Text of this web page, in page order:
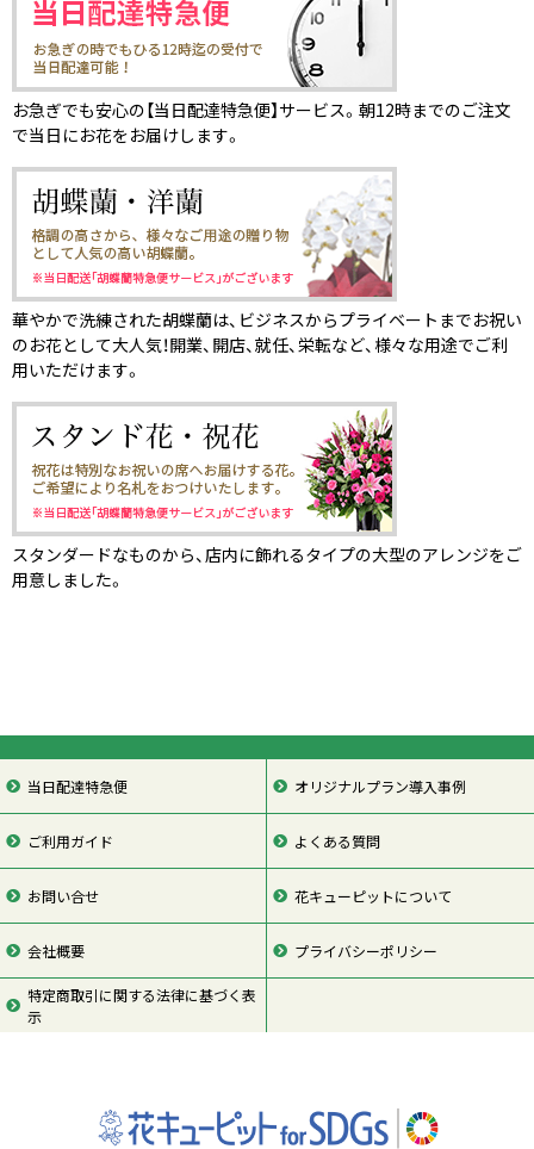
お急ぎでも安心の【当日配達特急便】サービス。朝12時までのご注文
で当日にお花をお届けします。
華やかで洗練された胡蝶蘭は、ビジネスからプライベートまでお祝い
のお花として大人気！開業、開店、就任、栄転など、様々な用途でご利
用いただけます。
スタンダードなものから、店内に飾れるタイプの大型のアレンジをご
用意しました。
当日配達特急便 オリジナルプラン導入事例
ご利用ガイド よくある質問
お問い合せ 花キューピットについて
会社概要 プライバシーポリシー
特定商取引に関する法律に基づく表
示